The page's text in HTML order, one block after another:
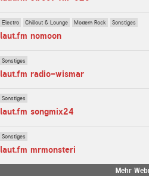
Electro Chillout & Lounge Modern Rock Sonstiges
laut.fm nomoon
Sonstiges
laut.fm radio-wismar
Sonstiges
laut.fm songmix24
Sonstiges
laut.fm mrmonsteri
Mehr